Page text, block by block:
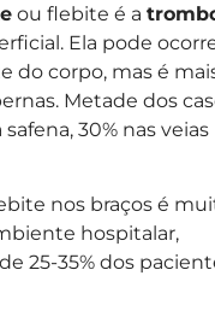
ou flebite é a
Ela pode
do corpo, mas é
Metade dos
30% nas veias
nos braços é
hospitalar,
25-35% dos